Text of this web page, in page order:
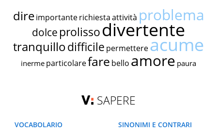
dire importante richiestaattività problema
dolce prolissodivertente
tranquillodifficile permettereacume
inerme particolarefare bello amore paura
SAPERE
VOCABOLARIO
SINONIMI E CONTRARI